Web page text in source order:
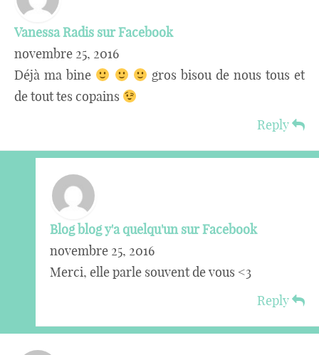
Vanessa Radis sur Facebook
novembre 25, 2016
Déjà ma bine
gros bisou de nous tous et
de tout tes copains
Reply
Blog blog y'a quelqu'un sur Facebook
novembre 25, 2016
Merci, elle parle souvent de vous <3
Reply